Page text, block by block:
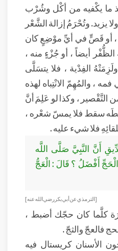
ما يكْفيه من أكْل وشُرْب
يزيد. وتُحْرَمُ إزالة الشَّعْر
، أو قَصٍّ في أيِّ موْضِعٍ كان
أيضاً ، أو جُزْءٍ منه ،
الفِدْية ، فلا يتسَلَّى
، والمُهِمّ الانْتِباه لهذه
التَّقْصير ، وكذا لو عَلِمَ أنَّ
سقط فلا يمسّ شعْره ،
فلا شيء عليه .
أَنَّ النَّبِيَّ صَلَّى اللَّه
أَفْضَلُ ؟ قَالَ : الْعَجُّ
[ الترمذي عن أبي بكر رضي الله عنه ]
كلَّما كان حجّك أضبط ،
فالعجّ والثجّ .
الأسنان كريستال فيه